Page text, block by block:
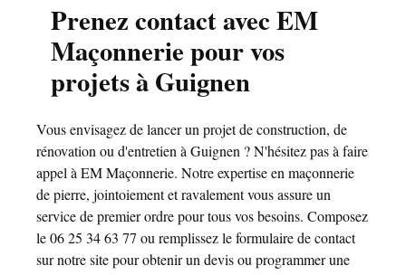
Prenez contact avec EM
Maçonnerie pour vos
projets à Guignen
Vous envisagez de lancer un projet de construction, de
rénovation ou d'entretien à Guignen ? N'hésitez pas à faire
appel à EM Maçonnerie. Notre expertise en maçonnerie
de pierre, jointoiement et ravalement vous assure un
service de premier ordre pour tous vos besoins. Composez
le 06 25 34 63 77 ou remplissez le formulaire de contact
sur notre site pour obtenir un devis ou programmer une